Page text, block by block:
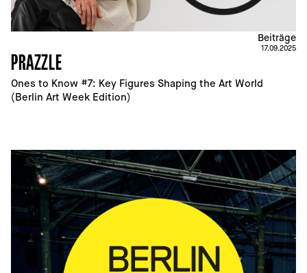
PRAZZLE
Ones to Know #7: Key Figures Shaping the Art World
(Berlin Art Week Edition)
Beiträge
17.09.2025